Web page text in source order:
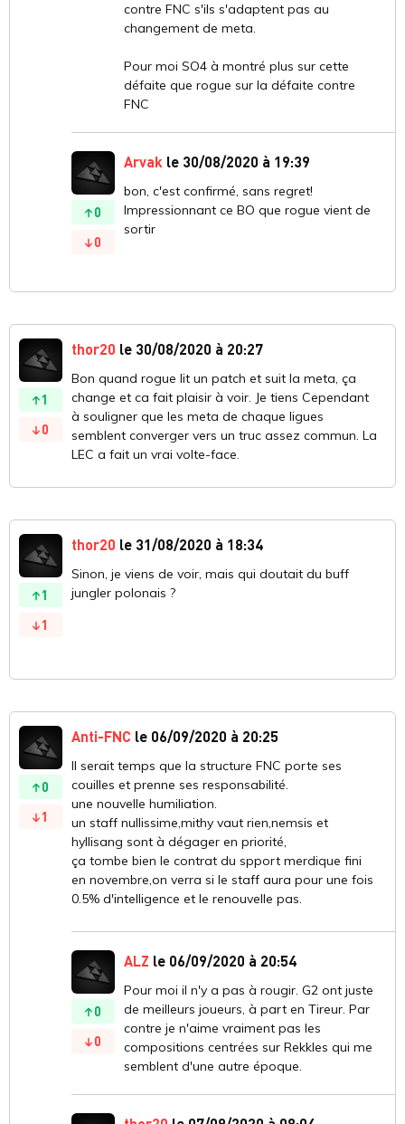
contre FNC s'ils s'adaptent pas au
changement de meta.
Pour moi SO4 à montré plus sur cette
défaite que rogue sur la défaite contre
FNC
0
0
Arvak le 30/08/2020 à 19:39
bon, c'est confirmé, sans regret!
Impressionnant ce BO que rogue vient de
sortir
1
0
thor20 le 30/08/2020 à 20:27
Bon quand rogue lit un patch et suit la meta, ça
change et ca fait plaisir à voir. Je tiens Cependant
à souligner que les meta de chaque ligues
semblent converger vers un truc assez commun. La
LEC a fait un vrai volte-face.
1
1
thor20 le 31/08/2020 à 18:34
Sinon, je viens de voir, mais qui doutait du buff
jungler polonais ?
0
1
Anti-FNC le 06/09/2020 à 20:25
Il serait temps que la structure FNC porte ses
couilles et prenne ses responsabilité.
une nouvelle humiliation.
un staff nullissime,mithy vaut rien,nemsis et
hyllisang sont à dégager en priorité,
ça tombe bien le contrat du spport merdique fini
en novembre,on verra si le staff aura pour une fois
0.5% d'intelligence et le renouvelle pas.
0
0
ALZ le 06/09/2020 à 20:54
Pour moi il n'y a pas à rougir. G2 ont juste
de meilleurs joueurs, à part en Tireur. Par
contre je n'aime vraiment pas les
compositions centrées sur Rekkles qui me
semblent d'une autre époque.